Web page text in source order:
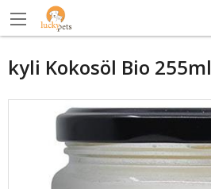
kyli Kokosöl Bio 255ml